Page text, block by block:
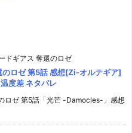
ドギアス 奪還のロゼ
のロゼ 第5話 感想[Zi-オルテギア]
度差 ネタバレ
ロゼ 第5話「光芒 -Damocles-」感想